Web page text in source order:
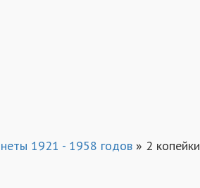
1921 - 1958 годов » 2 копейки